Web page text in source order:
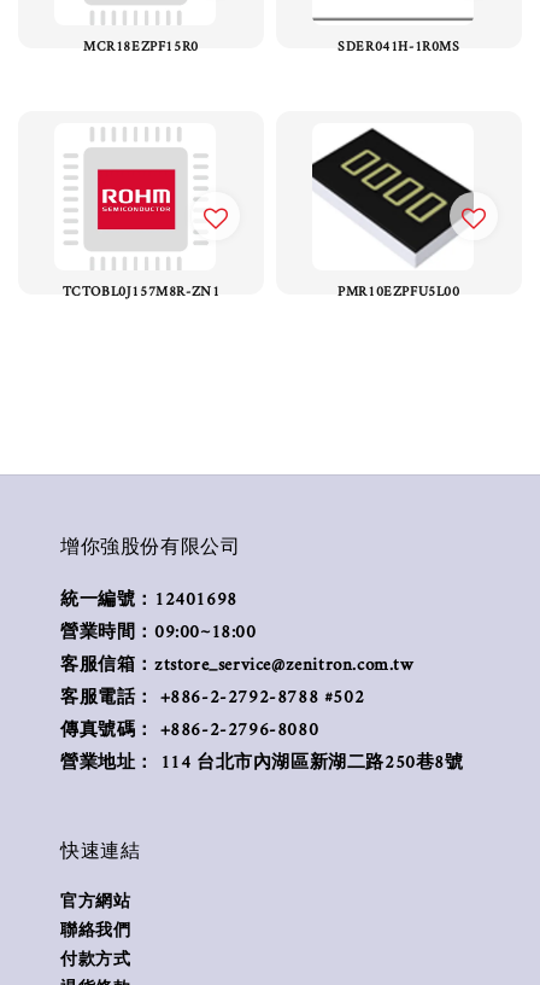
MCR18EZPF15R0 SDER041H-1R0MS
TCTOBL0J157M8R-ZN1 PMR10EZPFU5L00
增你強股份有限公司
統一編號：12401698
營業時間：09:00~18:00
客服信箱：ztstore_service@zenitron.com.tw
客服電話： +886-2-2792-8788 #502
傳真號碼： +886-2-2796-8080
營業地址： 114 台北市內湖區新湖二路250巷8號
快速連結
官方網站
聯絡我們
付款方式